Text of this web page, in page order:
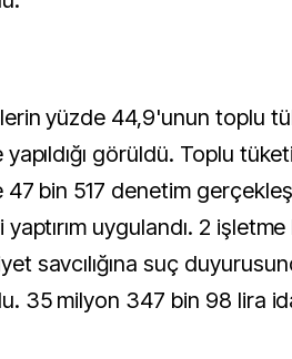
yüzde 44,9'unun toplu
görüldü. Toplu
47 bin 517 denetim
uygulandı. 2 işletme
savcılığına suç
35 milyon 347 bin 98 lira